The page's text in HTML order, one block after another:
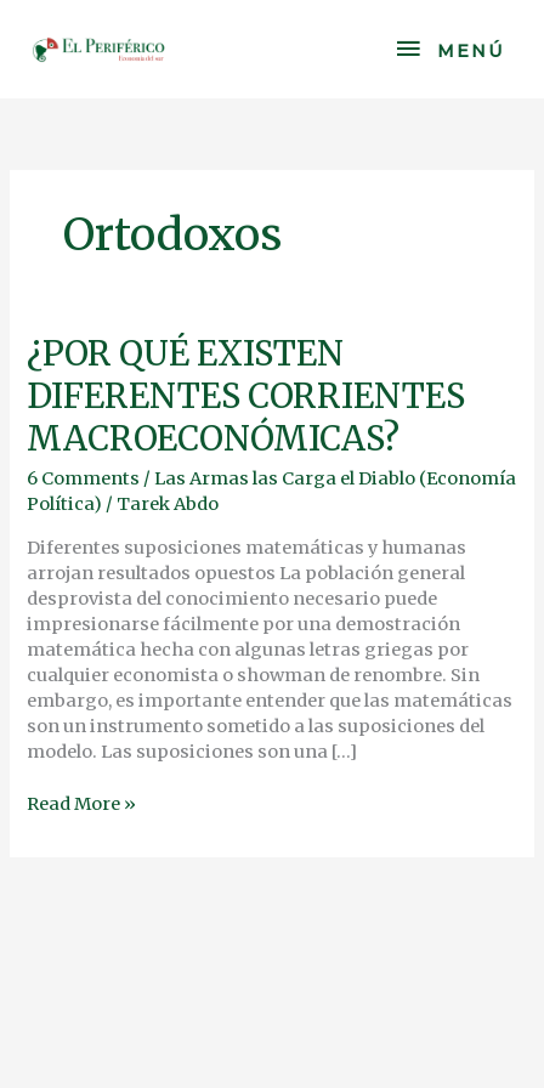
content
MENÚ
MENÚ
Ortodoxos
¿POR QUÉ EXISTEN
DIFERENTES CORRIENTES
MACROECONÓMICAS?
6 Comments /Las Armas las Carga el Diablo (Economía
Política) / Tarek Abdo
Diferentes suposiciones matemáticas y humanas
arrojan resultados opuestos La población general
desprovista del conocimiento necesario puede
impresionarse fácilmente por una demostración
matemática hecha con algunas letras griegas por
cualquier economista o showman de renombre. Sin
embargo, es importante entender que las matemáticas
son un instrumento sometido a las suposiciones del
modelo. Las suposiciones son una […]
¿POR
QUÉ
EXISTEN
DIFERENTES
CORRIENTES
MACROECONÓMICAS?
Read More »